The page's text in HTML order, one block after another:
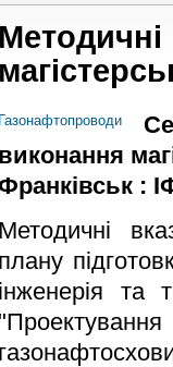
Методичні
Газонафтопроводи
виконання
:
Методичні
плану
інженерія та